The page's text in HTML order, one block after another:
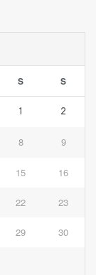
S S
1 2
8 9
15 16
22 23
29 30